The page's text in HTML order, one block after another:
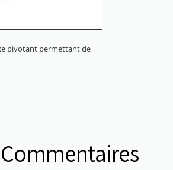
pivotant permettant de
Commentaires